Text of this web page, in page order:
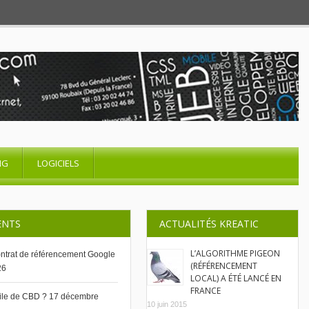
LOGICIELS
ACTUALITÉS KREATIC
L’ALGORITHME PIGEON
(RÉFÉRENCEMENT
LOCAL) A ÉTÉ LANCÉ EN
FRANCE
10 juin 2015
de référencement Google
de CBD ? 17 décembre